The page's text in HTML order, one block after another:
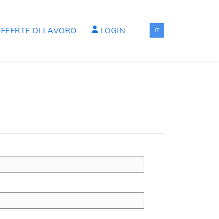
DI LAVORO LOGIN IT